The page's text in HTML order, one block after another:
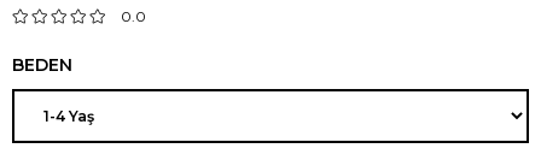
0.0
BEDEN